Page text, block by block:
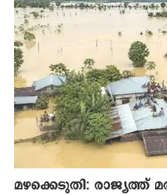
മഴക്കെടുതി: രാജ്യത്ത്